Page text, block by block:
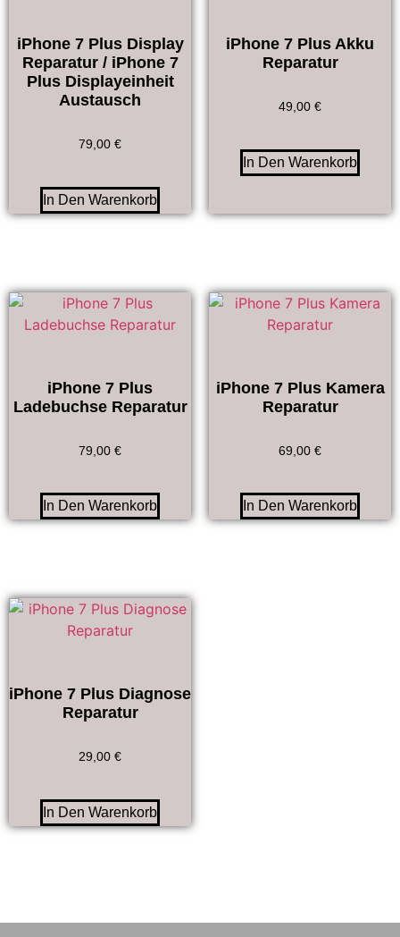
iPhone 7 Plus Display
Reparatur / iPhone 7
Plus Displayeinheit
Austausch
79,00 €
In Den Warenkorb
iPhone 7 Plus Akku
Reparatur
49,00 €
In Den Warenkorb
iPhone 7 Plus
Ladebuchse Reparatur
79,00 €
In Den Warenkorb
iPhone 7 Plus Kamera
Reparatur
69,00 €
In Den Warenkorb
iPhone 7 Plus Diagnose
Reparatur
29,00 €
In Den Warenkorb